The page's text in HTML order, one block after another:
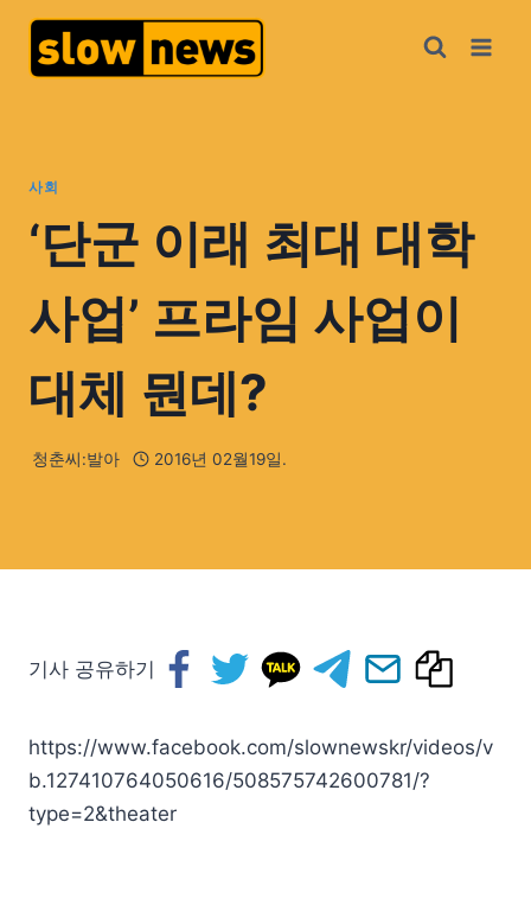
사회
‘단군 이래 최대 대학
사업’ 프라임 사업이
대체 뭔데?
청춘씨:발아 2016년 02월19일.
기사 공유하기
https://www.facebook.com/slownewskr/videos/v
b.127410764050616/508575742600781/?
type=2&theater